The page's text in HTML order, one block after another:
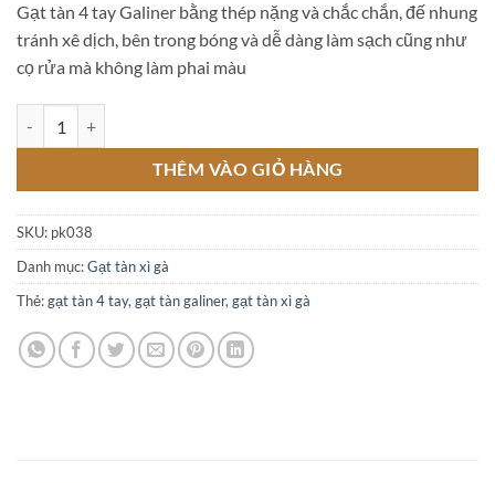
là:
950.000 ₫.
tại
là:
Gạt tàn 4 tay Galiner bằng thép nặng và chắc chắn, đế nhung
tránh xê dịch, bên trong bóng và dễ dàng làm sạch cũng như
cọ rửa mà không làm phai màu
THÊM VÀO GIỎ HÀNG
SKU: pk038
Danh mục:Gạt tàn xì gà
Thẻ:gạt tàn 4 tay, gạt tàn galiner, gạt tàn xì gà